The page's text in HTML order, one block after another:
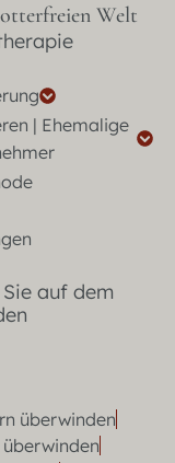
Welt
| Ehemalige
auf dem
überwinden